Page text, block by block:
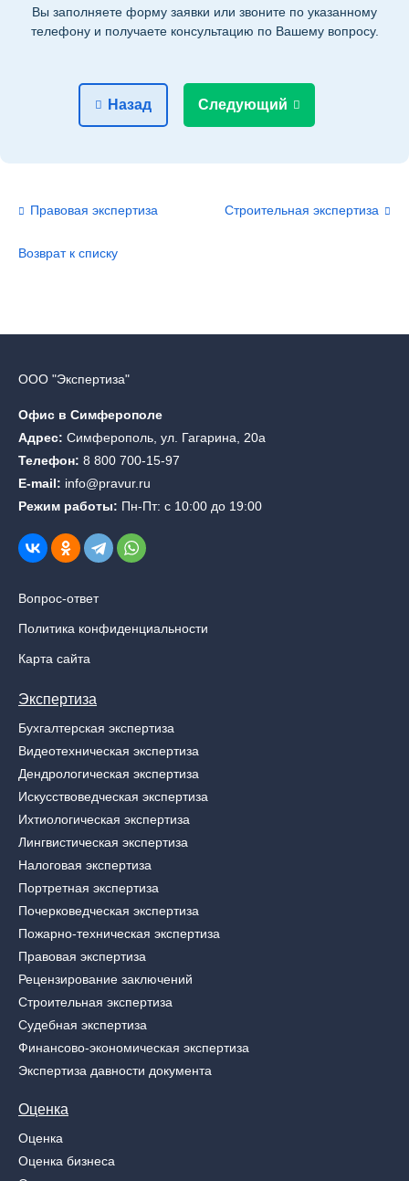
Вы заполняете форму заявки или звоните по указанному
телефону и получаете консультацию по Вашему вопросу.
Назад Следующий
Правовая экспертиза Строительная экспертиза
Возврат к списку
ООО "Экспертиза"
Офис в Симферополе
Адрес: Симферополь, ул. Гагарина, 20а
Телефон: 8 800 700-15-97
E-mail: info@pravur.ru
Режим работы: Пн-Пт: с 10:00 до 19:00
Вопрос-ответ
Политика конфиденциальности
Карта сайта
Экспертиза
Бухгалтерская экспертиза
Видеотехническая экспертиза
Дендрологическая экспертиза
Искусствоведческая экспертиза
Ихтиологическая экспертиза
Лингвистическая экспертиза
Налоговая экспертиза
Портретная экспертиза
Почерковедческая экспертиза
Пожарно-техническая экспертиза
Правовая экспертиза
Рецензирование заключений
Строительная экспертиза
Судебная экспертиза
Финансово-экономическая экспертиза
Экспертиза давности документа
Оценка
Оценка
Оценка бизнеса